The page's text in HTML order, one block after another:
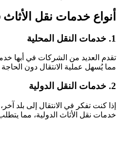
أنواع خدمات نقل الأثاث
1. خدمات النقل المحلية
تقدم العديد من الشركات في أبها
مما يُسهل عملية الانتقال دون الحاجة
2. خدمات النقل الدولية
إذا كنت تفكر في الانتقال إلى بلد
خدمات نقل الأثاث الدولية، مما